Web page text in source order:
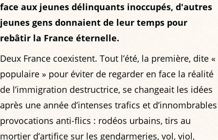
face aux jeunes délinquants inoccupés, d'autres
jeunes gens donnaient de leur temps pour
rebâtir la France éternelle.
Deux France coexistent. Tout l’été, la première, dite «
populaire » pour éviter de regarder en face la réalité
de l’immigration destructrice, se changeait les idées
après une année d’intenses trafics et d’innombrables
provocations anti-flics : rodéos urbains, tirs au
mortier d’artifice sur les gendarmeries, vol, viol,